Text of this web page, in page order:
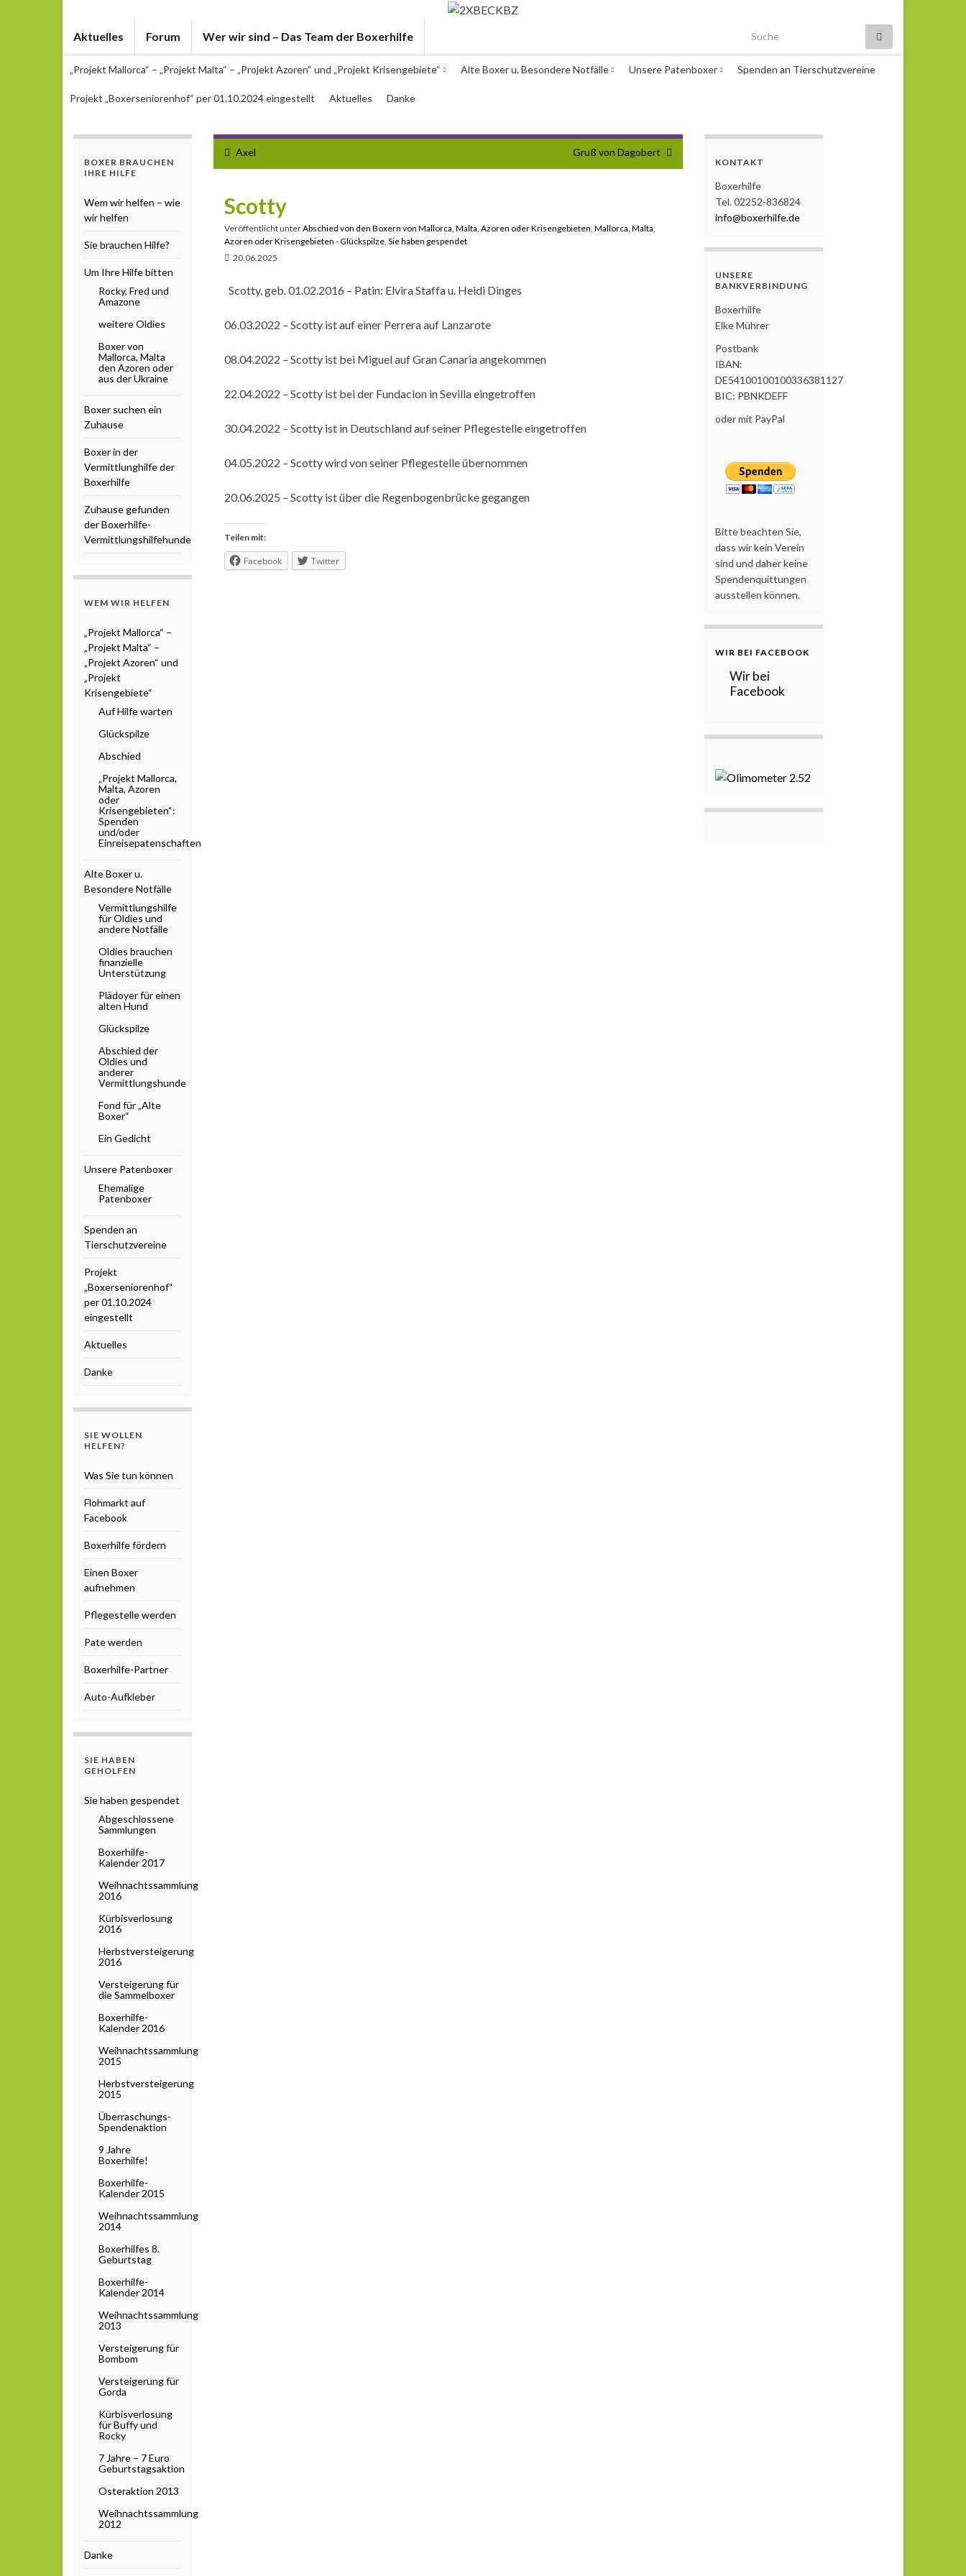
Aktuelles Forum Wer wir sind – Das Team der Boxerhilfe Search for:
„Projekt Mallorca“ – „Projekt Malta“ – „Projekt Azoren“ und „Projekt Krisengebiete“ Alte Boxer u. Besondere Notfälle Unsere Patenboxer Spenden an Tierschutzvereine
Projekt „Boxerseniorenhof“ per 01.10.2024 eingestellt Aktuelles Danke
Axel Gruß von Dagobert
Scotty
Veröffentlicht unterAbschied von den Boxern von Mallorca, Malta, Azoren oder Krisengebieten Mallorca, Malta,
Azoren oder Krisengebieten - Glückspilze Sie haben gespendet
20.06.2025
Scotty, geb. 01.02.2016 – Patin: Elvira Staffa u. Heidi Dinges
06.03.2022 – Scotty ist auf einer Perrera auf Lanzarote
08.04.2022 – Scotty ist bei Miguel auf Gran Canaria angekommen
22.04.2022 – Scotty ist bei der Fundacion in Sevilla eingetroffen
30.04.2022 – Scotty ist in Deutschland auf seiner Pflegestelle eingetroffen
04.05.2022 – Scotty wird von seiner Pflegestelle übernommen
20.06.2025 – Scotty ist über die Regenbogenbrücke gegangen
Teilen mit:
Facebook Twitter
BOXER BRAUCHEN
IHRE HILFE
Wem wir helfen – wie
wir helfen
Sie brauchen Hilfe?
Um Ihre Hilfe bitten
Rocky, Fred und
Amazone
weitere Oldies
Boxer von
Mallorca, Malta
den Azoren oder
aus der Ukraine
Boxer suchen ein
Zuhause
Boxer in der
Vermittlunghilfe der
Boxerhilfe
Zuhause gefunden
der Boxerhilfe-
Vermittlungshilfehunde
WEM WIR HELFEN
„Projekt Mallorca“ –
„Projekt Malta“ –
„Projekt Azoren“ und
„Projekt
Krisengebiete“
Auf Hilfe warten
Glückspilze
Abschied
„Projekt Mallorca,
Malta, Azoren
oder
Krisengebieten“:
Spenden
und/oder
Einreisepatenschaften
Alte Boxer u.
Besondere Notfälle
Vermittlungshilfe
für Oldies und
andere Notfälle
Oldies brauchen
finanzielle
Unterstützung
Plädoyer für einen
alten Hund
Glückspilze
Abschied der
Oldies und
anderer
Vermittlungshunde
Fond für „Alte
Boxer“
Ein Gedicht
Unsere Patenboxer
Ehemalige
Patenboxer
Spenden an
Tierschutzvereine
Projekt
„Boxerseniorenhof“
per 01.10.2024
eingestellt
Aktuelles
Danke
SIE WOLLEN
HELFEN?
Was Sie tun können
Flohmarkt auf
Facebook
Boxerhilfe fördern
Einen Boxer
aufnehmen
Pflegestelle werden
Pate werden
Boxerhilfe-Partner
Auto-Aufkleber
SIE HABEN
GEHOLFEN
Sie haben gespendet
Abgeschlossene
Sammlungen
Boxerhilfe-
Kalender 2017
Weihnachtssammlung
2016
Kürbisverlosung
2016
Herbstversteigerung
2016
Versteigerung für
die Sammelboxer
Boxerhilfe-
Kalender 2016
Weihnachtssammlung
2015
Herbstversteigerung
2015
Überraschungs-
Spendenaktion
9 Jahre
Boxerhilfe!
Boxerhilfe-
Kalender 2015
Weihnachtssammlung
2014
Boxerhilfes 8.
Geburtstag
Boxerhilfe-
Kalender 2014
Weihnachtssammlung
2013
Versteigerung für
Bombom
Versteigerung für
Gorda
Kürbisverlosung
für Buffy und
Rocky
7 Jahre – 7 Euro
Geburtstagsaktion
Osteraktion 2013
Weihnachtssammlung
2012
Danke
KONTAKT
Boxerhilfe
Tel. 02252-836824
info@boxerhilfe.de
UNSERE
BANKVERBINDUNG
Boxerhilfe
Elke Mührer
Postbank
IBAN:
DE54100100100336381127
BIC: PBNKDEFF
oder mit PayPal
Bitte beachten Sie,
dass wir kein Verein
sind und daher keine
Spendenquittungen
ausstellen können.
WIR BEI FACEBOOK
Wir bei
Facebook